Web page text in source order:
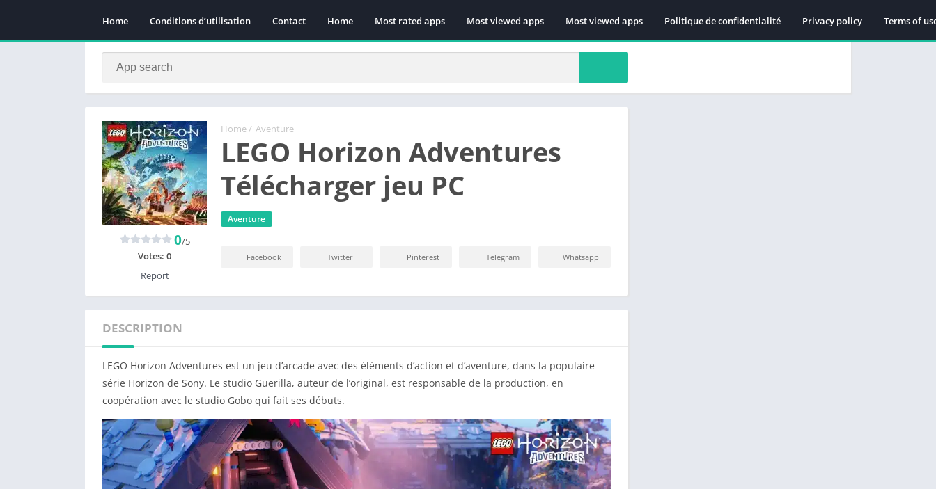
Home Conditions d’utilisation Contact Home Most rated apps Most viewed apps Most viewed apps Politique de confidentialité Privacy policy Terms of
Home / Aventure
LEGO Horizon Adventures
Télécharger jeu PC
Aventure
0/5
Votes: 0
Report
Facebook Twitter Pinterest Telegram Whatsapp
DESCRIPTION
LEGO Horizon Adventures est un jeu d’arcade avec des éléments d’action et d’aventure, dans la populaire
série Horizon de Sony. Le studio Guerilla, auteur de l’original, est responsable de la production, en
coopération avec le studio Gobo qui fait ses débuts.